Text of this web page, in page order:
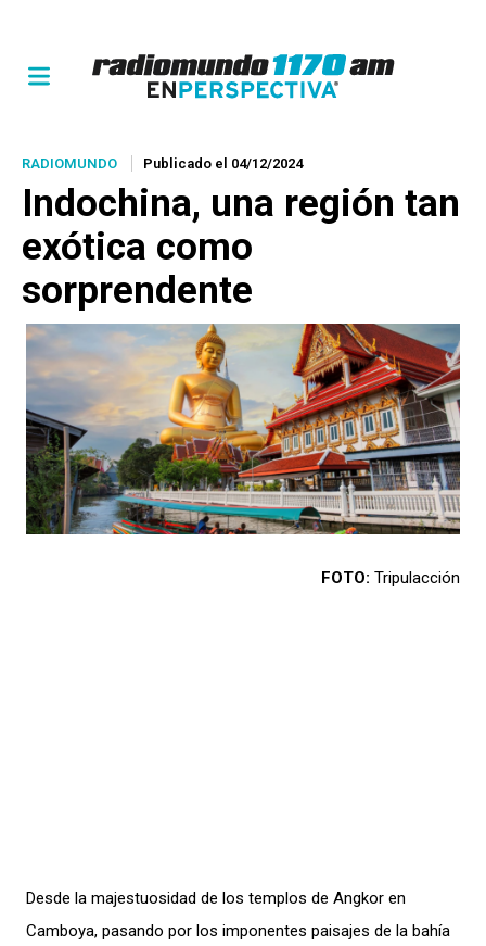
RADIOMUNDO Publicado el 04/12/2024
Indochina, una región tan
exótica como
sorprendente
FOTO: Tripulacción
Desde la majestuosidad de los templos de Angkor en
Camboya, pasando por los imponentes paisajes de la bahía